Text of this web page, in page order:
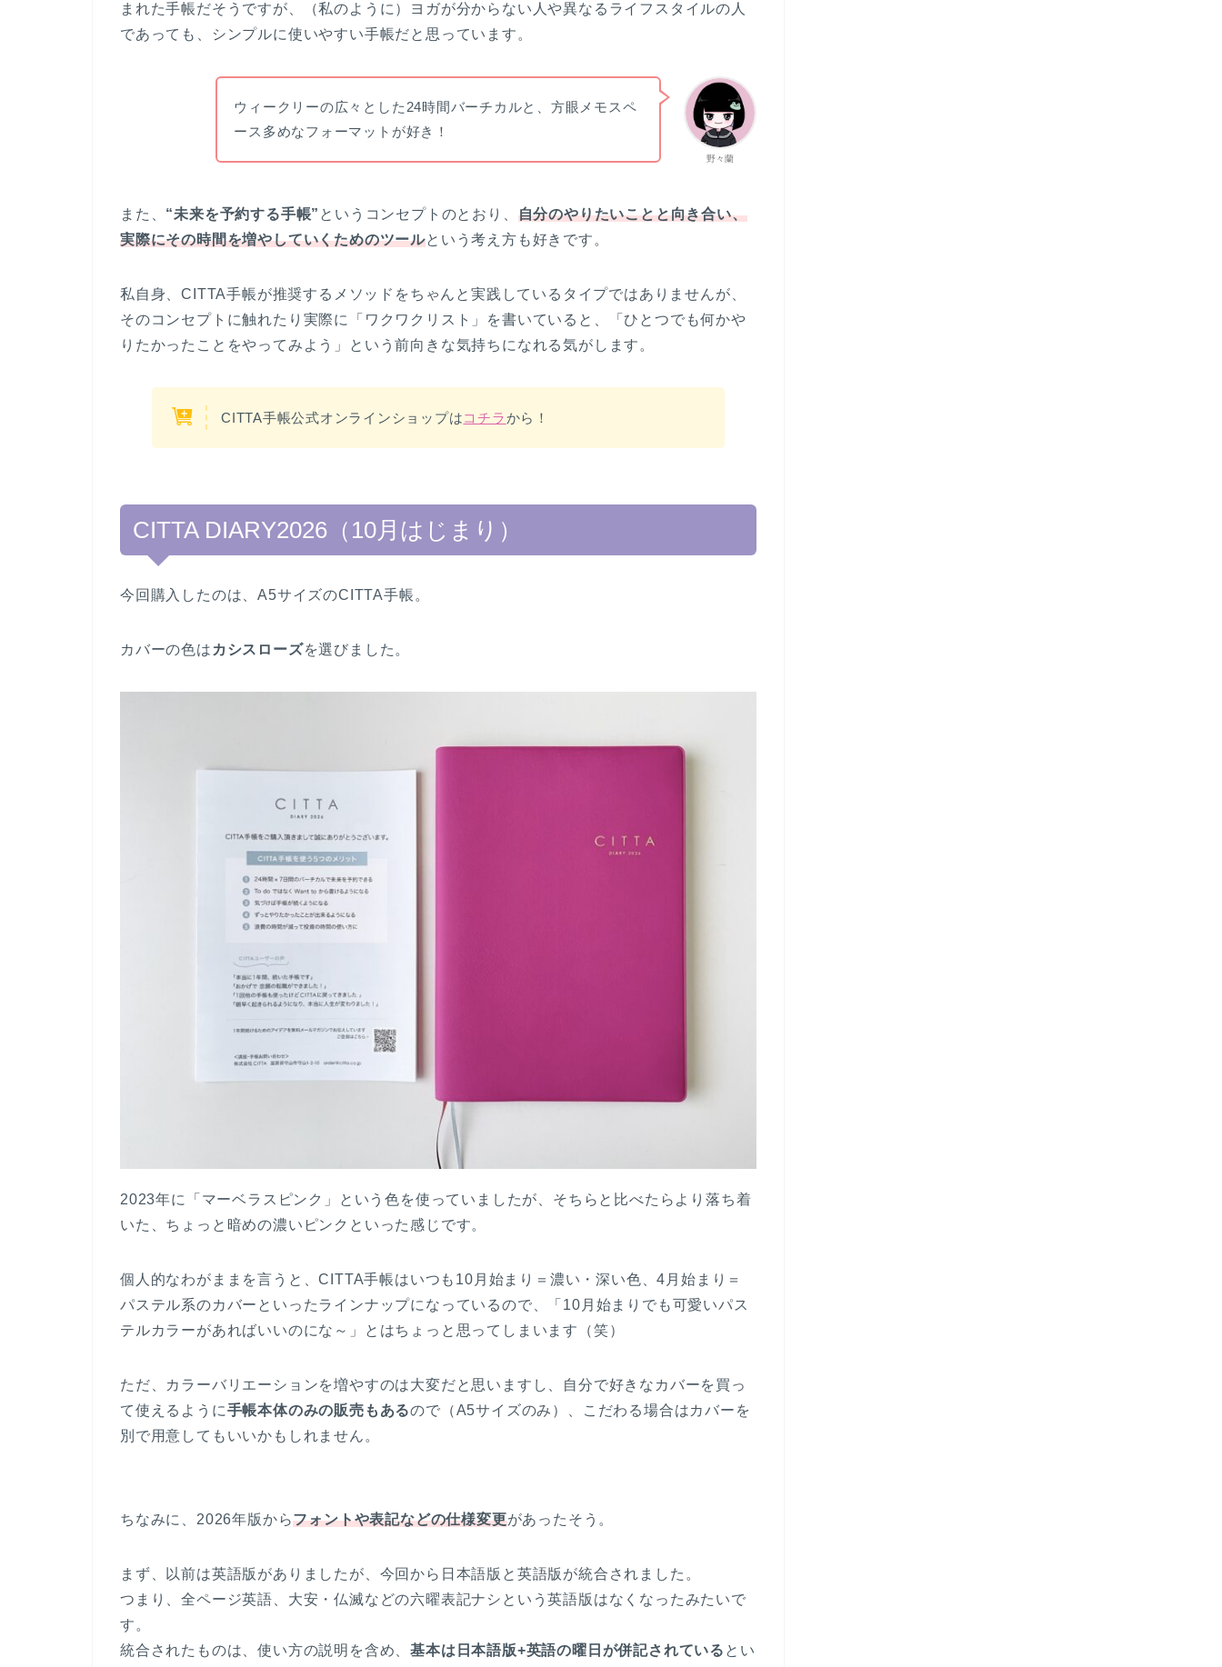
まれた手帳だそうですが、（私のように）ヨガが分からない人や異なるライフスタイルの人
であっても、シンプルに使いやすい手帳だと思っています。
野々蘭
ウィークリーの広々とした24時間バーチカルと、方眼メモスペ
ース多めなフォーマットが好き！
また、 “未来を予約する手帳” というコンセプトのとおり、 自分のやりたいことと向き合い、
実際にその時間を増やしていくためのツールという考え方も好きです。
私自身、CITTA手帳が推奨するメソッドをちゃんと実践しているタイプではありませんが、
そのコンセプトに触れたり実際に「ワクワクリスト」を書いていると、「ひとつでも何かや
りたかったことをやってみよう」という前向きな気持ちになれる気がします。
CITTA手帳公式オンラインショップはコチラから！
CITTA DIARY2026（10月はじまり）
今回購入したのは、A5サイズのCITTA手帳。
カバーの色は カシスローズを選びました。
2023年に「マーベラスピンク」という色を使っていましたが、そちらと比べたらより落ち着
いた、ちょっと暗めの濃いピンクといった感じです。
個人的なわがままを言うと、CITTA手帳はいつも10月始まり＝濃い・深い色、4月始まり＝
パステル系のカバーといったラインナップになっているので、「10月始まりでも可愛いパス
テルカラーがあればいいのにな～」とはちょっと思ってしまいます（笑）
ただ、カラーバリエーションを増やすのは大変だと思いますし、自分で好きなカバーを買っ
て使えるように手帳本体のみの販売もあるので（A5サイズのみ）、こだわる場合はカバーを
別で用意してもいいかもしれません。
ちなみに、2026年版からフォントや表記などの仕様変更があったそう。
まず、以前は英語版がありましたが、今回から日本語版と英語版が統合されました。
つまり、全ページ英語、大安・仏滅などの六曜表記ナシという英語版はなくなったみたいで
す。
統合されたものは、使い方の説明を含め、基本は日本語版+英語の曜日が併記されている とい